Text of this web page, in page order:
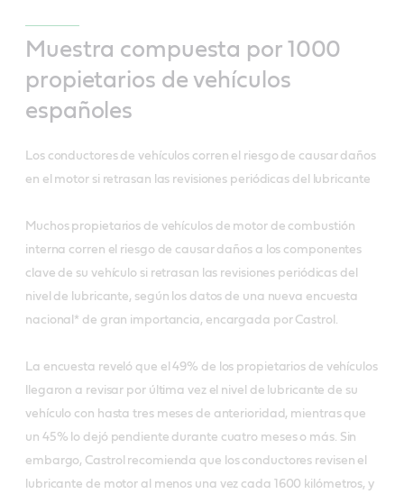
Muestra compuesta por 1000
propietarios de vehículos
españoles
Los conductores de vehículos corren el riesgo de causar daños
en el motor si retrasan las revisiones periódicas del lubricante
Muchos propietarios de vehículos de motor de combustión
interna corren el riesgo de causar daños a los componentes
clave de su vehículo si retrasan las revisiones periódicas del
nivel de lubricante, según los datos de una nueva encuesta
nacional* de gran importancia, encargada por Castrol.
La encuesta reveló que el 49% de los propietarios de vehículos
llegaron a revisar por última vez el nivel de lubricante de su
vehículo con hasta tres meses de anterioridad, mientras que
un 45% lo dejó pendiente durante cuatro meses o más. Sin
embargo, Castrol recomienda que los conductores revisen el
lubricante de motor al menos una vez cada 1600 kilómetros, y